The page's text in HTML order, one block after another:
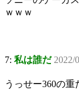
ｗｗｗ
7: 私は誰だ 2022/
うっせー360の